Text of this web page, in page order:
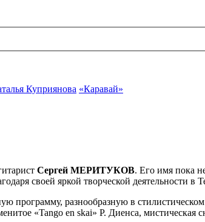
Куприянова «Каравай»
Сергей МЕРИТУКОВ. Его имя пока
своей яркой творческой деятельности
разнообразную в
«Tango en skai» Р. Диенса,